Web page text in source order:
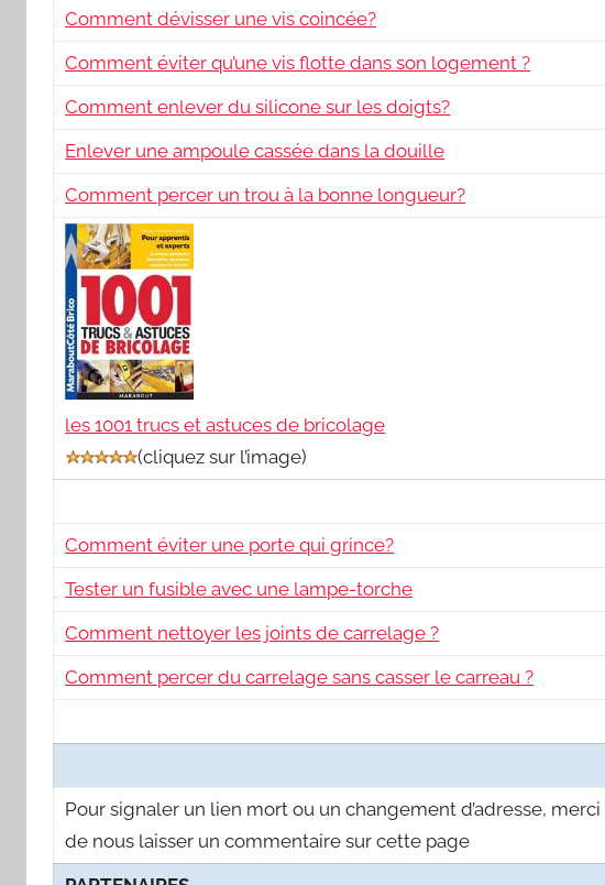
Comment dévisser une vis coincée?
Comment éviter qu’une vis flotte dans son logement ?
Comment enlever du silicone sur les doigts?
Enlever une ampoule cassée dans la douille
Comment percer un trou à la bonne longueur?
les 1001 trucs et astuces de bricolage
(cliquez sur l’image)
Comment éviter une porte qui grince?
Tester un fusible avec une lampe-torche
Comment nettoyer les joints de carrelage ?
Comment percer du carrelage sans casser le carreau ?
Pour signaler un lien mort ou un changement d’adresse, merci
de nous laisser un commentaire sur cette page